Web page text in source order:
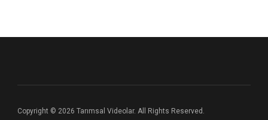
Copyright © 2026 Tarımsal Videolar. All Rights Reserved.